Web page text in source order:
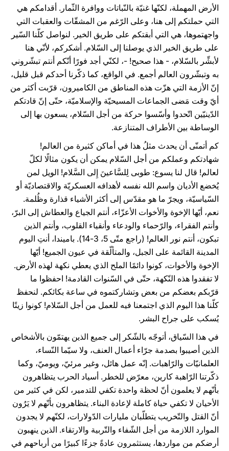
الأرض المهملة، لكنّها غنيّة بالنّباتات ووافرة الثّمار. أقدامكم هي
التي حملتكم إلى هنا، وعلى الرّغم من المشقّات والعقبات التي
واجهتموها، هي التي أبقتكم على طريق الخير. لنواصل كلّنا السّير
على طريق الخير الذي يوصلنا إلى السّلام. أشكركم، لأنّي هنا
لأبشِّر بالسّلام، - هذا صحيح! -، لكنّي أجد فورًا أنّكم أنتم تبشّروني
به وتبشّرون العالم أجمع. في الواقع، كما ذكّرنا أحدكم قبل قليل،
إنّ الأزمة التي هزّت هذه المناطق من الكاميرون، قرّبت أكثر من
أيّ وقت مَضى الجماعات المسيحيّة والإسلاميّة، حتّى إنّ قادتكم
الدّينيّين اتّحدوا وأسّسوا حركة من أجل السّلام، يسعون بها إلى
الوساطة بين الأطراف المتنازعة.
كم أتمنّى أن يحدث مثلُ هذا في أماكن كثيرة من العالم!
شهادتكم وعملكم من أجل السّلام يمكن أن يكون مثالًا لكلّ
لعالم! قال لنا يسوع: طوبى لِلسَّاعينَ إِلى السَّلام! الويل لمن
يُخضع الأديان واسم الله نفسه لأهدافه العسكريّة والاقتصاديّة أو
السّياسيّة، ويجرّ ما هو مقدّس إلى أكثر الأشياء قذارة وظُلمة.
نعم، أيّها الإخوة والأخوات الأعزّاء، أنتم الجياع والعطاش إلى البرّ،
وأنتم الفقراء، والرّحماء والودعاء وأنقياء القلوب، وأنتم الذين
تبكون، أنتم نور العالم! (راجع متّى 5، 3-14). باميندا، أنتِ اليوم
المدينة القائمة على الجبل، والمتألّقة في عيون الجميع! أيّها
الإخوة والأخوات، كونوا دائمًا الملح الذي يعطي نكهة لهذه الأرض.
لا تفقدوا هذه النّكهة، حتّى في السّنوات القادمة! احفظوا ما
قرّبكم بعضكم من بعض وتشاركتموه في ساعة بكائكم. لنحفظ
كلّنا هذا اليوم الذي اجتمعنا فيه للعمل من أجل السّلام! كونوا زيتًا
يُسكب على جراح البشر.
في هذا السّياق، أتوجّه بالشّكر إلى جميع الذين يهتمّون بالأشخاص
الذين أصيبوا بصدمة جرّاء أعمال العنف، ولا سيّما النّساء،
العلمانيّات والرّاهبات. إنّه عمل هائل، وغير مرئيّ، ويوميّ، وكما
ذكّرتنا الرّاهبة كارين، معرّض للخطر. أسياد الحرب يتظاهرون
بأنّهم لا يعلمون أنّ لحظة واحدة تكفي للتدمير، لكن في كثير من
الأحيان لا تكفي حياة كاملة لإعادة البناء. يتظاهرون بأنّهم لا يَرُون
أنّ القتل والتّخريب يتطلّبان مليارات الدّولارات، لكنّهم لا يجدون
الموارد اللازمة من أجل الشّفاء والتّربية والارتقاء. الذين ينهبون
أرضكم من مواردها، يستثمرون عادةً جزءًا كبيرًا من أرباحهم في